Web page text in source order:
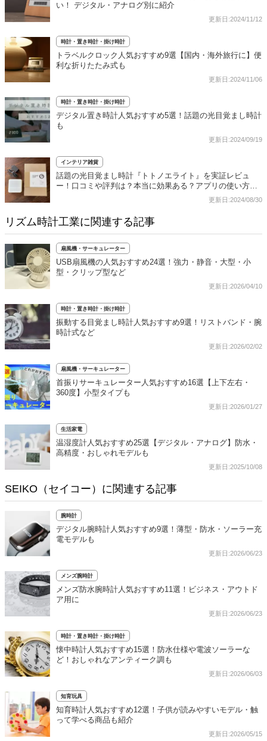
い！ デジタル・アナログ別に紹介
更新日:2024/11/12
時計・置き時計・掛け時計
トラベルクロック人気おすすめ9選【国内・海外旅行に】便
利な折りたたみ式も
更新日:2024/11/06
時計・置き時計・掛け時計
デジタル置き時計人気おすすめ5選！話題の光目覚まし時計
も
更新日:2024/09/19
インテリア雑貨
話題の光目覚まし時計『トトノエライト』を実証レビュ
ー！口コミや評判は？本当に効果ある？アプリの使い方も
更新日:2024/08/30
リズム時計工業に関連する記事
扇風機・サーキュレーター
USB扇風機の人気おすすめ24選！強力・静音・大型・小
型・クリップ型など
更新日:2026/04/10
時計・置き時計・掛け時計
振動する目覚まし時計人気おすすめ9選！リストバンド・腕
時計式など
更新日:2026/02/02
扇風機・サーキュレーター
首振りサーキュレーター人気おすすめ16選【上下左右・
360度】小型タイプも
更新日:2026/01/27
生活家電
温湿度計人気おすすめ25選【デジタル・アナログ】防水・
高精度・おしゃれモデルも
更新日:2025/10/08
SEIKO（セイコー）に関連する記事
腕時計
デジタル腕時計人気おすすめ9選！薄型・防水・ソーラー充
電モデルも
更新日:2026/06/23
メンズ腕時計
メンズ防水腕時計人気おすすめ11選！ビジネス・アウトド
ア用に
更新日:2026/06/23
時計・置き時計・掛け時計
懐中時計人気おすすめ15選！防水仕様や電波ソーラーな
ど！おしゃれなアンティーク調も
更新日:2026/06/03
知育玩具
知育時計人気おすすめ12選！子供が読みやすいモデル・触
って学べる商品も紹介
更新日:2026/05/15